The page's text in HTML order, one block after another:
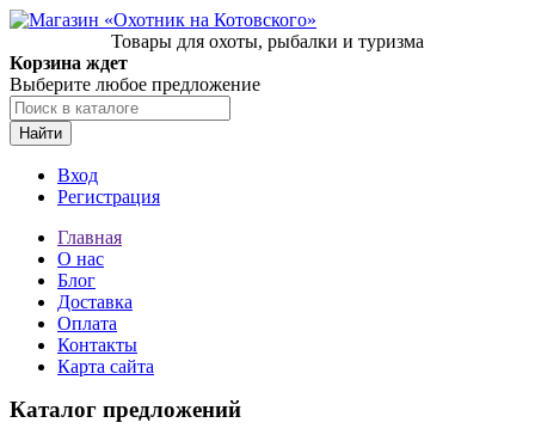
Товары для охоты, рыбалки и туризма
Корзина ждет
Выберите любое предложение
Найти
Вход
Регистрация
Главная
О нас
Блог
Доставка
Оплата
Контакты
Карта сайта
Каталог предложений